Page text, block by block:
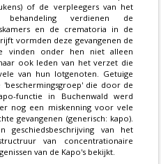
of de verpleegers van het
verdienen de
en de crematoria in de
vormden deze gevangenen de
vinden onder hen niet alleen
ook leden van het verzet die
van hun lotgenoten. Getuige
die door de
functie in Buchenwald werd
nog een miskenning voor vele
gevangenen (generisch: kapo).
van het
van concentrationaire
van de Kapo's bekijkt.